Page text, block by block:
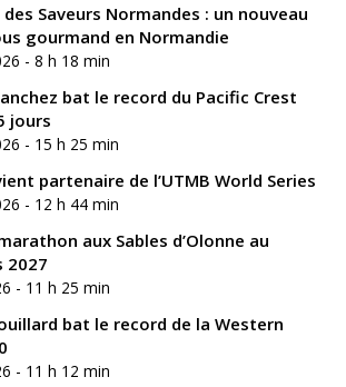
Saveurs Normandes : un nouveau
gourmand en Normandie
- 8 h 18 min
bat le record du Pacific Crest
jours
- 15 h 25 min
partenaire de l’UTMB World Series
- 12 h 44 min
aux Sables d’Olonne au
2027
- 11 h 25 min
bat le record de la Western
- 11 h 12 min